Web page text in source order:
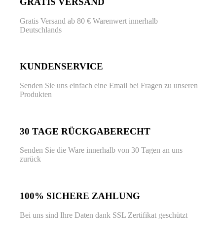
Gratis Versand ab 80 € Warenwert innerhalb
Deutschlands
KUNDENSERVICE
Senden Sie uns einfach eine Email bei Fragen zu unseren
Produkten
30 TAGE RÜCKGABERECHT
Senden Sie die Ware innerhalb von 30 Tagen an uns
zurück
100% SICHERE ZAHLUNG
Bei uns sind Ihre Daten dank SSL Zertifikat geschützt